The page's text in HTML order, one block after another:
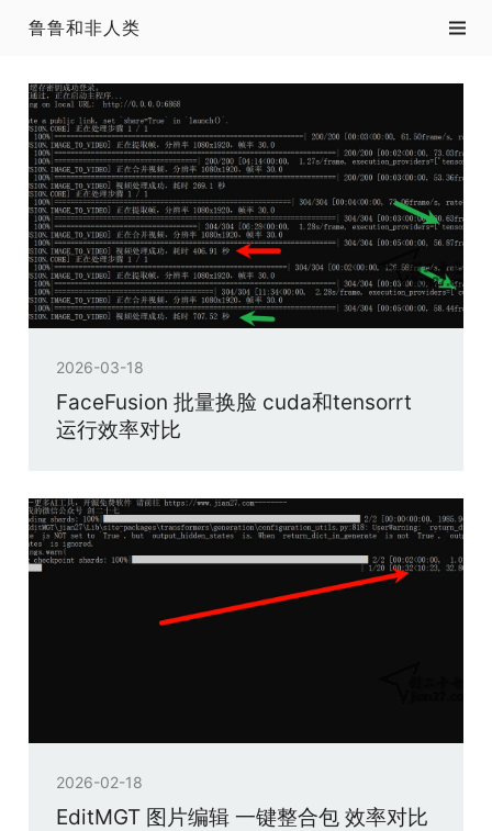
鲁鲁和非人类
2026-03-18
FaceFusion 批量换脸 cuda和tensorrt
运行效率对比
2026-02-18
EditMGT 图片编辑 一键整合包 效率对比